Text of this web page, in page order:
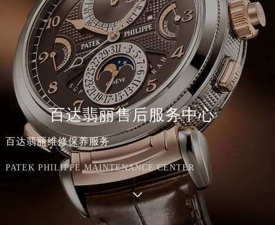
百达翡丽售后服务中心
百达翡丽维修保养服务
PATEK PHILIPPE MAINTENANCE CENTER
Warning
: Invalid argument supplied for